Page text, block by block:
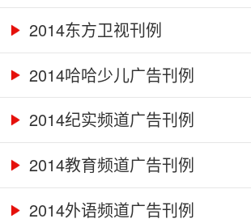
2014东方卫视刊例
2014哈哈少儿广告刊例
2014纪实频道广告刊例
2014教育频道广告刊例
2014外语频道广告刊例